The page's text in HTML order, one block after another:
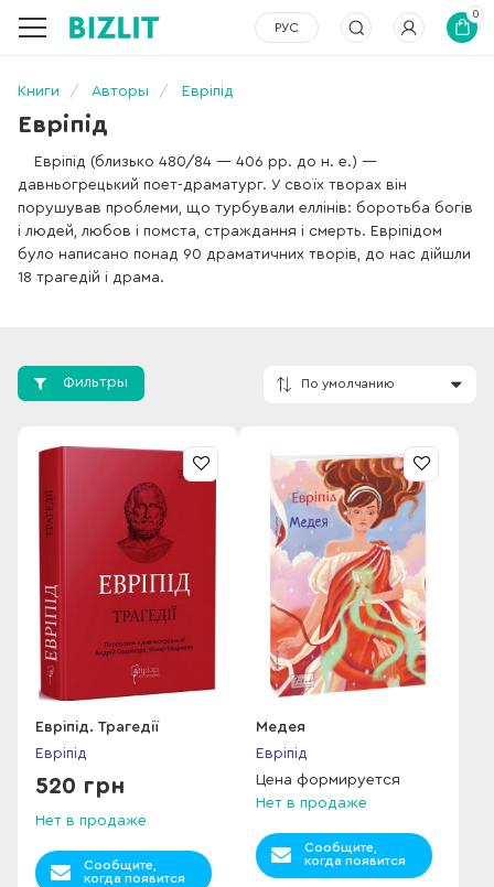
РУС
0
Книги Авторы Евріпід
Евріпід
Евріпід (близько 480/84 — 406 рр. до н. е.) —
давньогрецький поет-драматург. У своїх творах він
порушував проблеми, що турбували еллінів: боротьба богів
і людей, любов і помста, страждання і смерть. Евріпідом
було написано понад 90 драматичних творів, до нас дійшли
18 трагедій і драма.
Фильтры
По умолчанию
Евріпід. Трагедії
Евріпід
520 грн
Нет в продаже
Сообщите,
когда появится
Медея
Евріпід
Цена формируется
Нет в продаже
Сообщите,
когда появится